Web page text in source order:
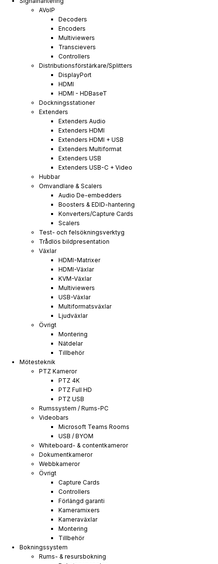
AVoIP
Decoders
Encoders
Multiviewers
Transcievers
Controllers
Distributionsförstärkare/Splitters
DisplayPort
HDMI
HDMI - HDBaseT
Dockningsstationer
Extenders
Extenders Audio
Extenders HDMI
Extenders HDMI + USB
Extenders Multiformat
Extenders USB
Extenders USB-C + Video
Hubbar
Omvandlare & Scalers
Audio De-embedders
Boosters & EDID-hantering
Konverters/Capture Cards
Scalers
Test- och felsökningsverktyg
Trådlös bildpresentation
Växlar
HDMI-Matrixer
HDMI-Växlar
KVM-Växlar
Multiviewers
USB-Växlar
Multiformatsväxlar
Ljudväxlar
Övrigt
Montering
Nätdelar
Tillbehör
Mötesteknik
PTZ Kameror
PTZ 4K
PTZ Full HD
PTZ USB
Rumssystem / Rums-PC
Videobars
Microsoft Teams Rooms
USB / BYOM
Whiteboard- & contentkameror
Dokumentkameror
Webbkameror
Övrigt
Capture Cards
Controllers
Förlängd garanti
Kameramixers
Kameraväxlar
Montering
Tillbehör
Bokningssystem
Rums- & resursbokning